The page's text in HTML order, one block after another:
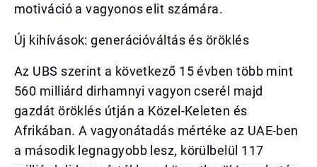
motiváció a vagyonos elit számára.
Új kihívások: generációváltás és öröklés
Az UBS szerint a következő 15 évben több mint
560 milliárd dirhamnyi vagyon cserél majd
gazdát öröklés útján a Közel-Keleten és
Afrikában. A vagyonátadás mértéke az UAE-ben
a második legnagyobb lesz, körülbelül 117